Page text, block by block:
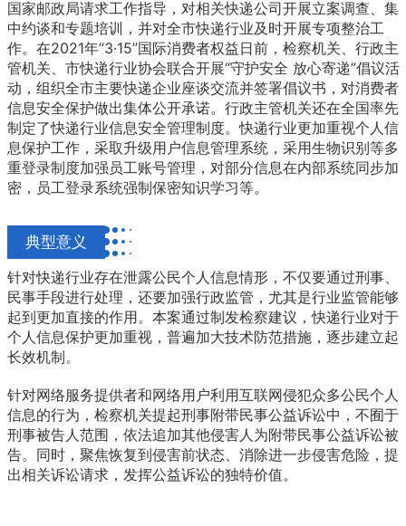
国家邮政局请求工作指导，对相关快递公司开展立案调查、集
中约谈和专题培训，并对全市快递行业及时开展专项整治工
作。在2021年“3·15”国际消费者权益日前，检察机关、行政主
管机关、市快递行业协会联合开展“守护安全 放心寄递”倡议活
动，组织全市主要快递企业座谈交流并签署倡议书，对消费者
信息安全保护做出集体公开承诺。行政主管机关还在全国率先
制定了快递行业信息安全管理制度。快递行业更加重视个人信
息保护工作，采取升级用户信息管理系统，采用生物识别等多
重登录制度加强员工账号管理，对部分信息在内部系统同步加
密，员工登录系统强制保密知识学习等。
典型意义
针对快递行业存在泄露公民个人信息情形，不仅要通过刑事、
民事手段进行处理，还要加强行政监管，尤其是行业监管能够
起到更加直接的作用。本案通过制发检察建议，快递行业对于
个人信息保护更加重视，普遍加大技术防范措施，逐步建立起
长效机制。
针对网络服务提供者和网络用户利用互联网侵犯众多公民个人
信息的行为，检察机关提起刑事附带民事公益诉讼中，不囿于
刑事被告人范围，依法追加其他侵害人为附带民事公益诉讼被
告。同时，聚焦恢复到侵害前状态、消除进一步侵害危险，提
出相关诉讼请求，发挥公益诉讼的独特价值。